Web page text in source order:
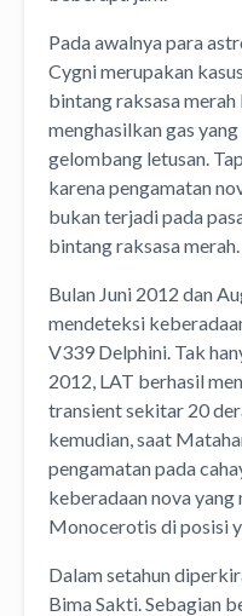
Pada awalnya para
Cygni merupakan
bintang raksasa merah
menghasilkan gas
gelombang letusan.
karena pengamatan
bukan terjadi pada
bintang raksasa merah.
Bulan Juni 2012 dan
mendeteksi
V339 Delphini. Tak
2012, LAT berhasil
transient sekitar 20
kemudian, saat
pengamatan pada
keberadaan nova
Monocerotis di posisi
Dalam setahun
Bima Sakti. Sebagian